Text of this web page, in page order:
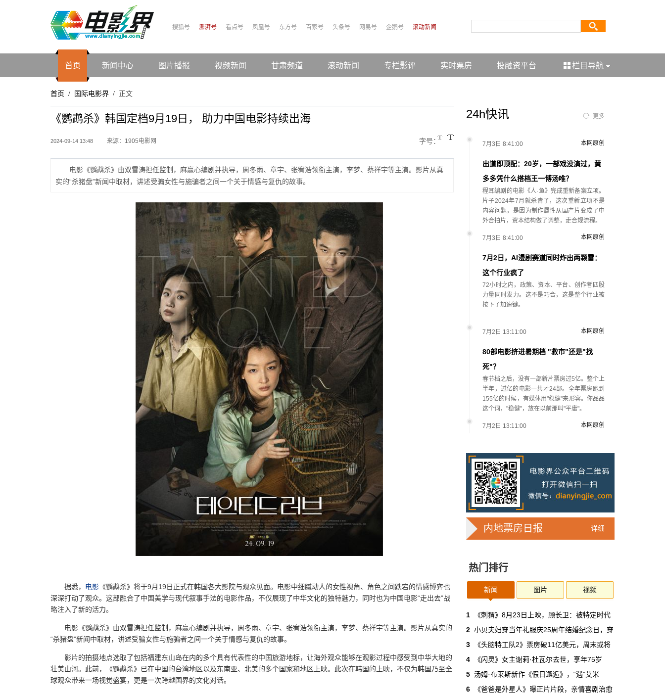
搜狐号 澎湃号 看点号 凤凰号 东方号 百家号 头条号 网易号 企鹅号 滚动新闻
首页 新闻中心 图片播报 视频新闻 甘肃频道 滚动新闻 专栏影评 实时票房 投融资平台 栏目导航
首页 / 国际电影界 / 正文
《鹦鹉杀》韩国定档9月19日， 助力中国电影持续出海
2024-09-14 13:48 来源：1905电影网 字号：
电影《鹦鹉杀》由双雪涛担任监制，麻赢心编剧并执导，周冬雨、章宇、张宥浩领衔主演，李梦、蔡祥宇等主演。影片从真
实的“杀猪盘”新闻中取材，讲述受骗女性与施骗者之间一个关于情感与复仇的故事。
据悉， 电影 《鹦鹉杀》将于9月19日正式在韩国各大影院与观众见面。电影中细腻动人的女性视角、角色之间跌宕的情感博弈也
深深打动了观众。这部融合了中国美学与现代叙事手法的电影作品，不仅展现了中华文化的独特魅力，同时也为中国电影“走出去”战
略注入了新的活力。
电影《鹦鹉杀》由双雪涛担任监制，麻赢心编剧并执导，周冬雨、章宇、张宥浩领衔主演，李梦、蔡祥宇等主演。影片从真实的
“杀猪盘”新闻中取材，讲述受骗女性与施骗者之间一个关于情感与复仇的故事。
影片的拍摄地点选取了包括福建东山岛在内的多个具有代表性的中国旅游地标，让海外观众能够在观影过程中感受到中华大地的
壮美山河。此前，《鹦鹉杀》已在中国的台湾地区以及东南亚、北美的多个国家和地区上映。此次在韩国的上映，不仅为韩国乃至全
球观众带来一场视觉盛宴，更是一次跨越国界的文化对话。
24h快讯 更多
7月3日 8:41:00
出道即顶配：20岁，一部戏没演过，黄
多多凭什么搭档王一博汤唯？
程耳编剧的电影《人·鱼》完成重新备案立项。
片子2024年7月就杀青了，这次重新立项不是
内容问题，是因为制作属性从国产片变成了中
外合拍片，资本结构做了调整，走合规流程。
本网原创
7月3日 8:41:00
7月2日，AI漫剧赛道同时炸出两颗雷：
这个行业疯了
72小时之内，政策、资本、平台、创作者四股
力量同时发力。这不是巧合，这是整个行业被
按下了加速键。
本网原创
7月2日 13:11:00
80部电影挤进暑期档 "救市"还是"找
死"？
春节档之后，没有一部新片票房过5亿。整个上
半年，过亿的电影一共才24部。全年票房跑到
155亿的时候，有媒体用"稳健"来形容。你品品
这个词，"稳健"，放在以前那叫"平庸"。
本网原创
7月2日 13:11:00
路
2025年，真人实拍微短剧的上线数量占比约
71%，AI微短剧不到30%。到了2026年第一季
度，这个比例完全倒挂——真人实拍跌到
32%，AI飙升到68%。
本网原创
华策拿《西游记》赌AI那天，半个影视
一个做了几十年传统影视的头部公司，用这种
再是草根创业者的自嗨游戏，正规军来了。
本网原创
6月30日 11:34:00
7月1日起AI漫剧独立上户：30万以下
的，平台自己兜着
过去两年，AI漫剧用一种近乎无政府的方式，
吃掉了整个微短剧市场95%的产量，却几乎没
本网原创
详细
内地票房日报
热门排行
新闻 图片 视频
1
《刺猬》8月23日上映，顾长卫：被特定时代
2 小贝夫妇穿当年礼服庆25周年结婚纪念日，穿
3
《头脑特工队2》票房破11亿美元，周末或将
4
《闪灵》女主谢莉·杜瓦尔去世，享年75岁
5 汤姆·布莱斯新作《假日邂逅》，“遇”艾米
6
《爸爸是外星人》曝正片片段，亲情喜剧治愈